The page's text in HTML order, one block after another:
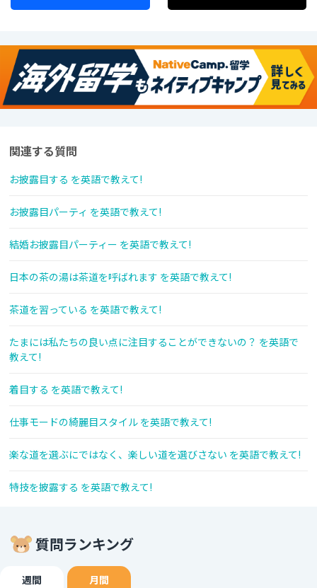
関連する質問
お披露目する を英語で教えて!
お披露目パーティ を英語で教えて!
結婚お披露目パーティー を英語で教えて!
日本の茶の湯は茶道を呼ばれます を英語で教えて!
茶道を習っている を英語で教えて!
たまには私たちの良い点に注目することができないの？ を英語で
教えて!
着目する を英語で教えて!
仕事モードの綺麗目スタイル を英語で教えて!
楽な道を選ぶにではなく、楽しい道を選びさない を英語で教えて!
特技を披露する を英語で教えて!
質問ランキング
週間 月間